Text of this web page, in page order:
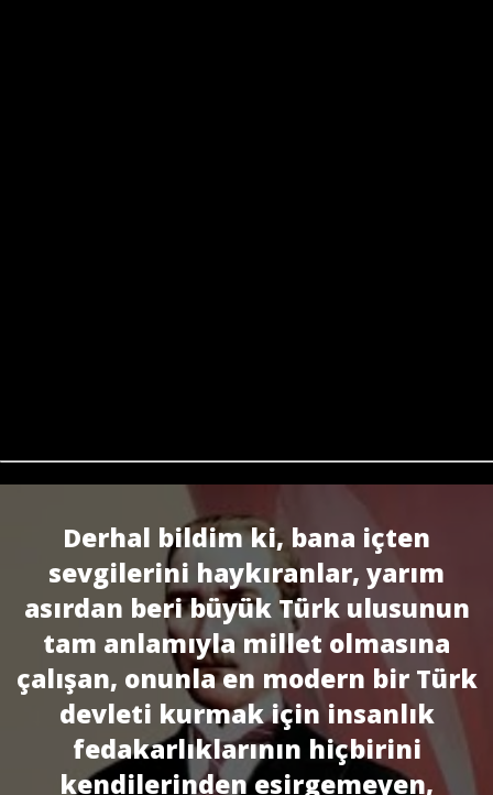
Derhal bildim ki, bana içten
sevgilerini haykıranlar, yarım
asırdan beri büyük Türk ulusunun
tam anlamıyla millet olmasına
çalışan, onunla en modern bir Türk
devleti kurmak için insanlık
fedakarlıklarının hiçbirini
kendilerinden esirgemeyen,